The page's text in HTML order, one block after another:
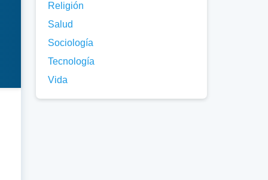
Religión
Salud
Sociología
Tecnología
Vida